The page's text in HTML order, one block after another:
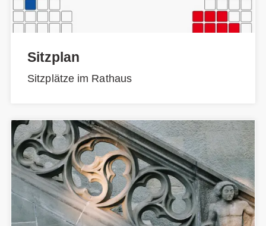
Sitzplan
Sitzplätze im Rathaus